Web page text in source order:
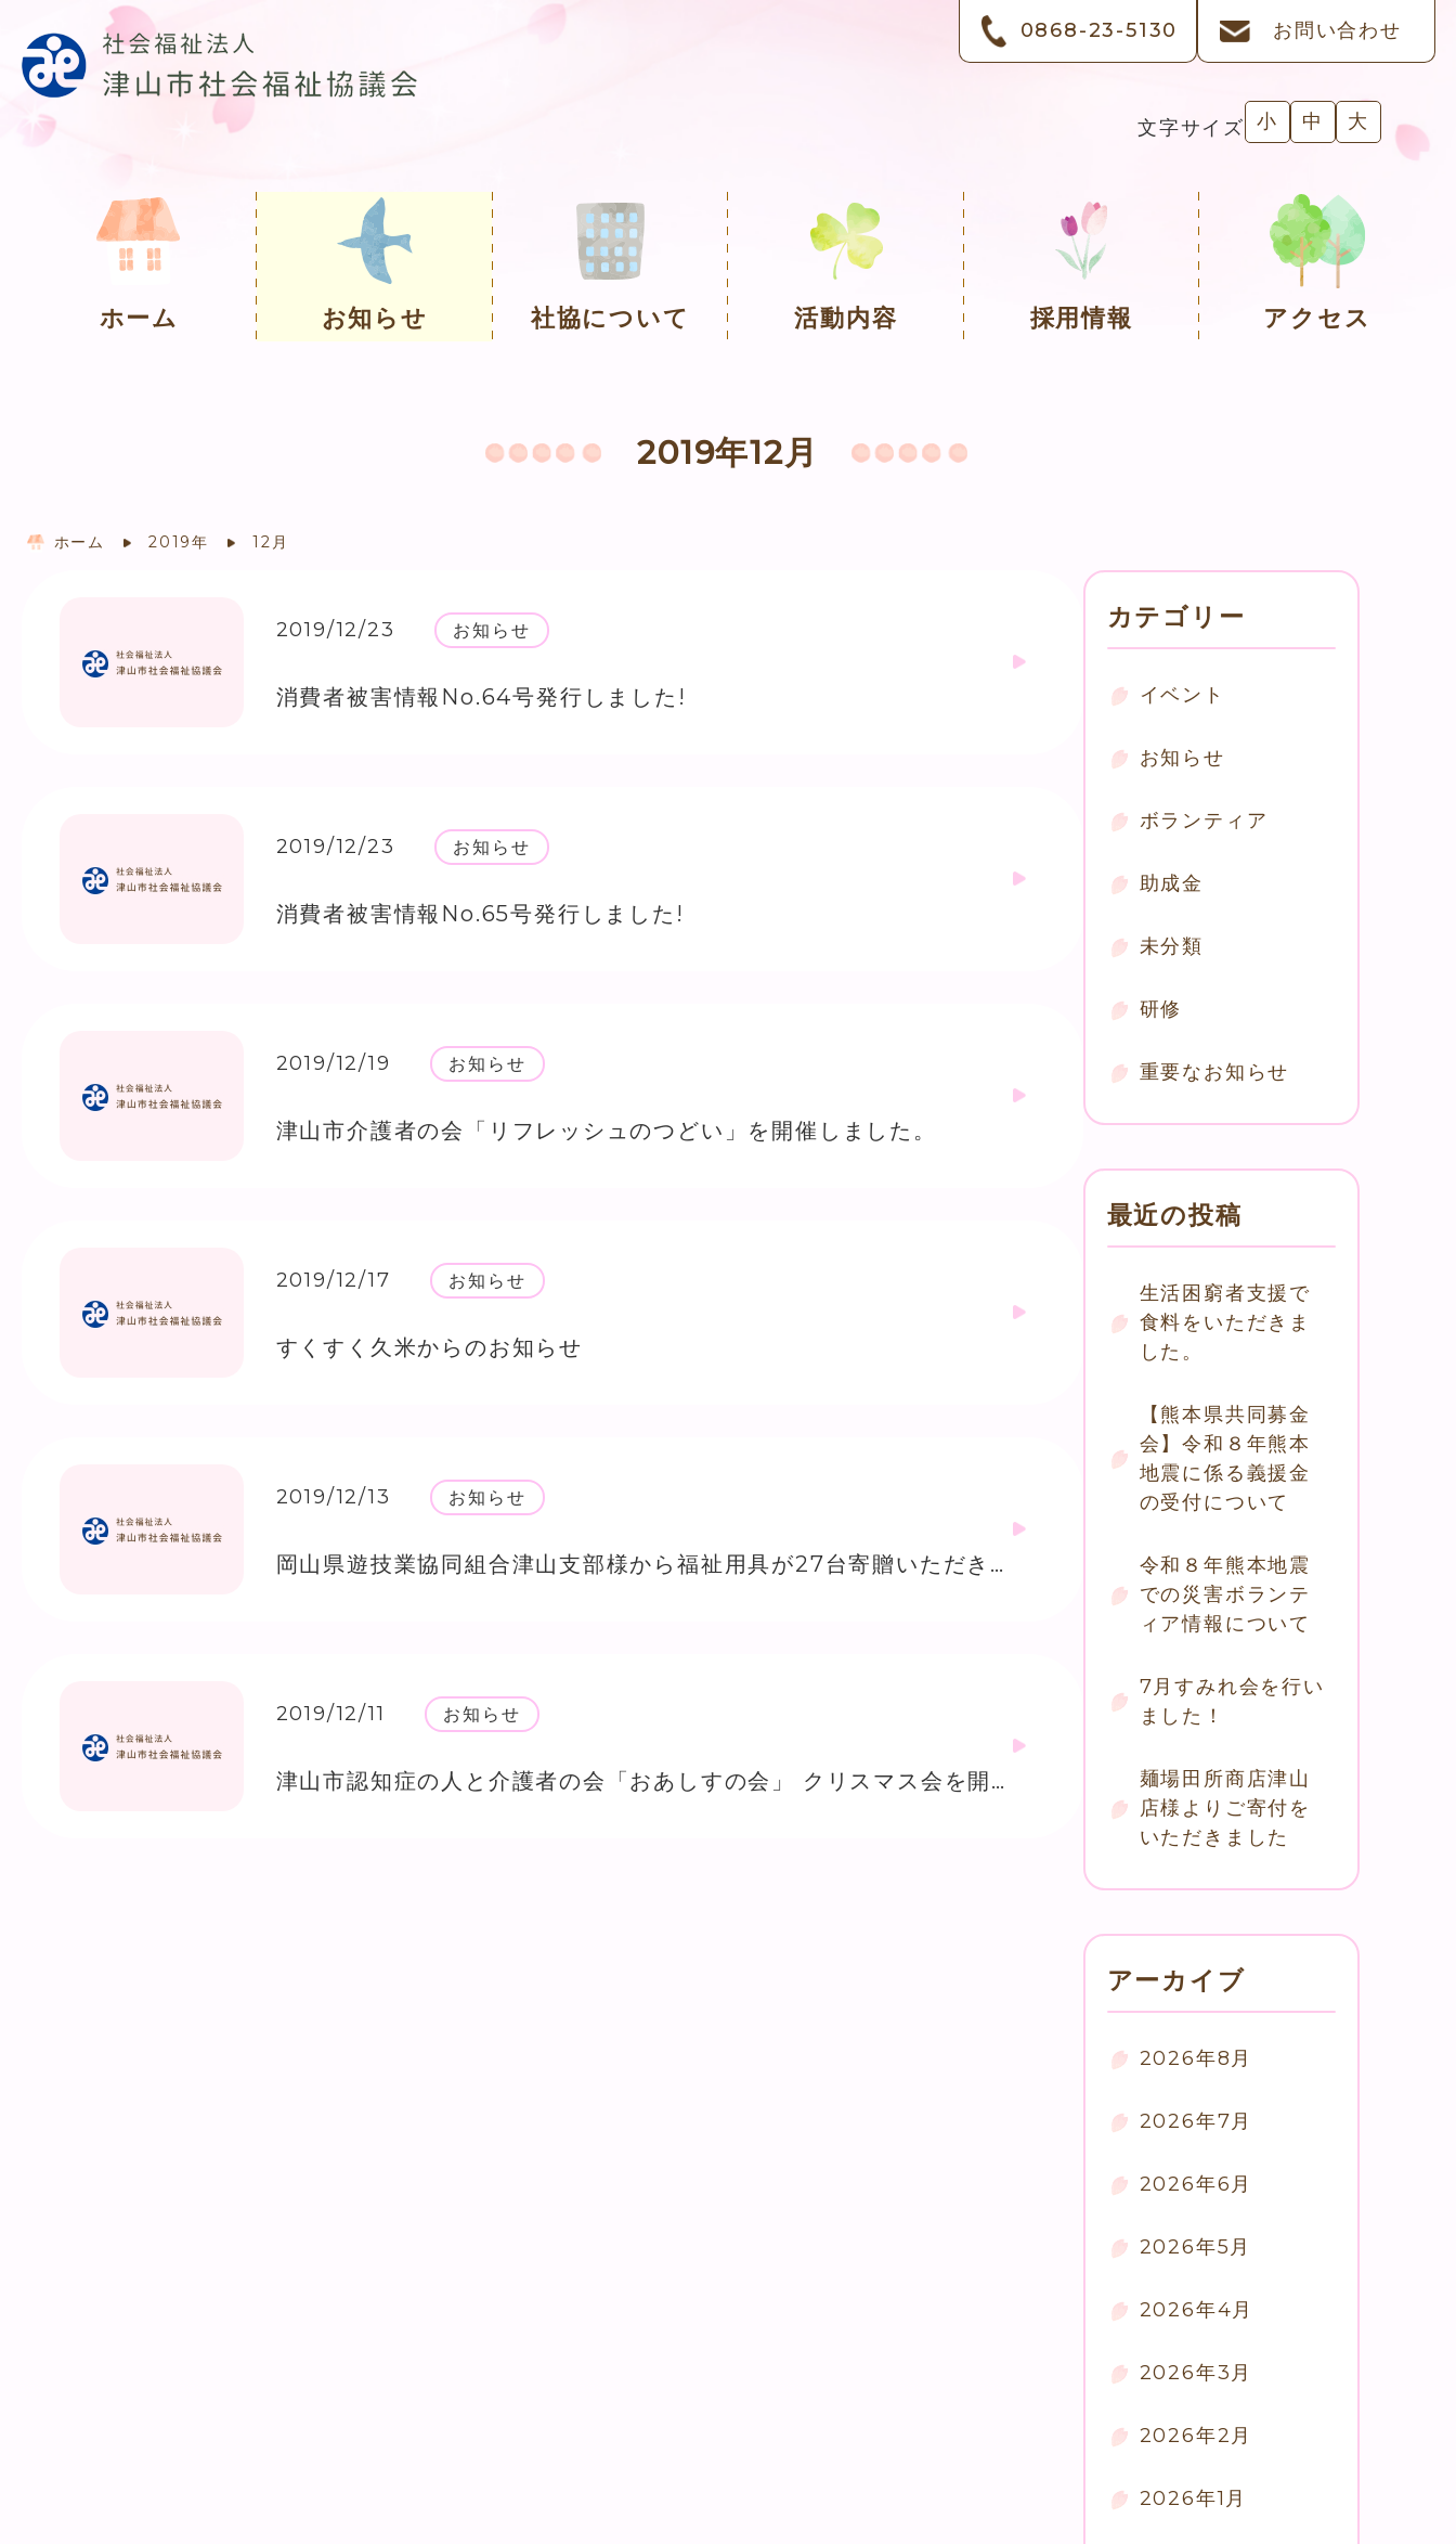
0868-23-5130 お問い合わせ
文字サイズ 小 中 大
ホーム お知らせ 社協について 活動内容 採用情報 アクセス
2019年12月
ホーム 2019年 12月
2019/12/23 お知らせ
消費者被害情報No.64号発行しました!
2019/12/23 お知らせ
消費者被害情報No.65号発行しました!
2019/12/19 お知らせ
津山市介護者の会「リフレッシュのつどい」を開催しました。
2019/12/17 お知らせ
すくすく久米からのお知らせ
2019/12/13 お知らせ
岡山県遊技業協同組合津山支部様から福祉用具が27台寄贈いただきました
2019/12/11 お知らせ
津山市認知症の人と介護者の会「おあしすの会」 クリスマス会を開催しました♪♪
カテゴリー
イベント
お知らせ
ボランティア
助成金
未分類
研修
重要なお知らせ
最近の投稿
生活困窮者支援で
食料をいただきま
した。
【熊本県共同募金
会】令和８年熊本
地震に係る義援金
の受付について
令和８年熊本地震
での災害ボランテ
ィア情報について
7月すみれ会を行い
ました！
麺場田所商店津山
店様よりご寄付を
いただきました
アーカイブ
2026年8月
2026年7月
2026年6月
2026年5月
2026年4月
2026年3月
2026年2月
2026年1月